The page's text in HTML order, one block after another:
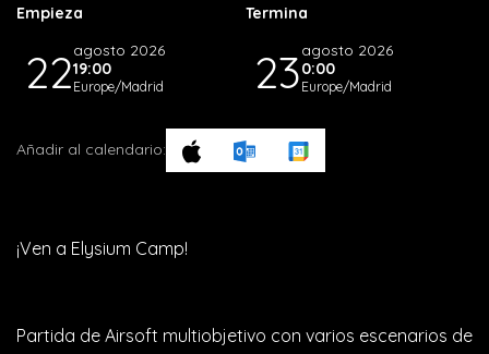
Empieza
22agosto 2026
19:00
Europe/Madrid
Termina
23agosto 2026
0:00
Europe/Madrid
Añadir al calendario:
¡Ven a Elysium Camp!
Partida de Airsoft multiobjetivo con varios escenarios de